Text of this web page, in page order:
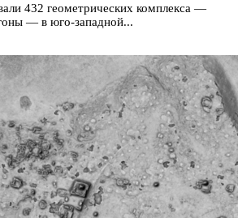
432 геометрических комплекса —
— в юго-западной...